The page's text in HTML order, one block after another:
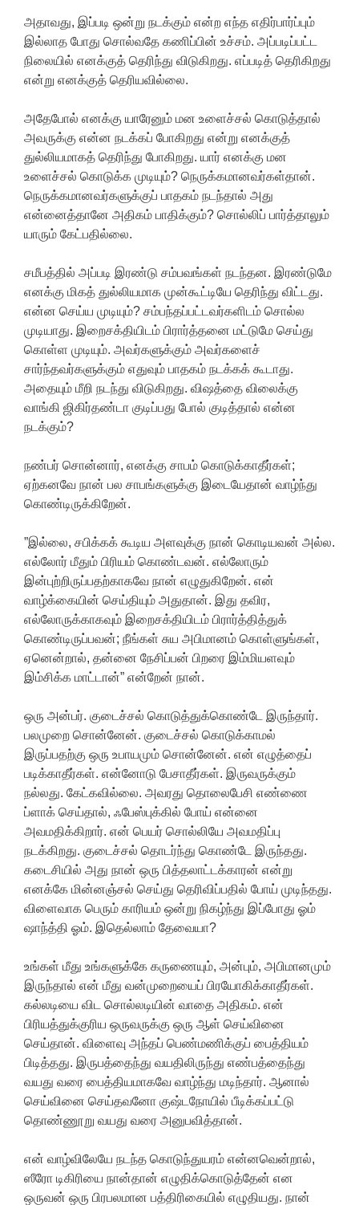
அதாவது, இப்படி ஒன்று நடக்கும் என்ற எந்த எதிர்பார்ப்பும்
இல்லாத போது சொல்வதே கணிப்பின் உச்சம். அப்படிப்பட்ட
நிலையில் எனக்குத் தெரிந்து விடுகிறது. எப்படித் தெரிகிறது
என்று எனக்குத் தெரியவில்லை.
அதேபோல் எனக்கு யாரேனும் மன உளைச்சல் கொடுத்தால்
அவருக்கு என்ன நடக்கப் போகிறது என்று எனக்குத்
துல்லியமாகத் தெரிந்து போகிறது. யார் எனக்கு மன
உளைச்சல் கொடுக்க முடியும்? நெருக்கமானவர்கள்தான்.
நெருக்கமானவர்களுக்குப் பாதகம் நடந்தால் அது
என்னைத்தானே அதிகம் பாதிக்கும்? சொல்லிப் பார்த்தாலும்
யாரும் கேட்பதில்லை.
சமீபத்தில் அப்படி இரண்டு சம்பவங்கள் நடந்தன. இரண்டுமே
எனக்கு மிகத் துல்லியமாக முன்கூட்டியே தெரிந்து விட்டது.
என்ன செய்ய முடியும்? சம்பந்தப்பட்டவர்களிடம் சொல்ல
முடியாது. இறைசக்தியிடம் பிரார்த்தனை மட்டுமே செய்து
கொள்ள முடியும். அவர்களுக்கும் அவர்களைச்
சார்ந்தவர்களுக்கும் எதுவும் பாதகம் நடக்கக் கூடாது.
அதையும் மீறி நடந்து விடுகிறது. விஷத்தை விலைக்கு
வாங்கி ஜிகிர்தண்டா குடிப்பது போல் குடித்தால் என்ன
நடக்கும்?
நண்பர் சொன்னார், எனக்கு சாபம் கொடுக்காதீர்கள்;
ஏற்கனவே நான் பல சாபங்களுக்கு இடையேதான் வாழ்ந்து
கொண்டிருக்கிறேன்.
”இல்லை, சபிக்கக் கூடிய அளவுக்கு நான் கொடியவன் அல்ல.
எல்லோர் மீதும் பிரியம் கொண்டவன். எல்லோரும்
இன்புற்றிருப்பதற்காகவே நான் எழுதுகிறேன். என்
வாழ்க்கையின் செய்தியும் அதுதான். இது தவிர,
எல்லோருக்காகவும் இறைசக்தியிடம் பிரார்த்தித்துக்
கொண்டிருப்பவன்; நீங்கள் சுய அபிமானம் கொள்ளுங்கள்,
ஏனென்றால், தன்னை நேசிப்பன் பிறரை இம்மியளவும்
இம்சிக்க மாட்டான்” என்றேன் நான்.
ஒரு அன்பர். குடைச்சல் கொடுத்துக்கொண்டே இருந்தார்.
பலமுறை சொன்னேன். குடைச்சல் கொடுக்காமல்
இருப்பதற்கு ஒரு உபாயமும் சொன்னேன். என் எழுத்தைப்
படிக்காதீர்கள். என்னோடு பேசாதீர்கள். இருவருக்கும்
நல்லது. கேட்கவில்லை. அவரது தொலைபேசி எண்ணை
ப்ளாக் செய்தால், ஃபேஸ்புக்கில் போய் என்னை
அவமதிக்கிறார். என் பெயர் சொல்லியே அவமதிப்பு
நடக்கிறது. குடைச்சல் தொடர்ந்து கொண்டே இருந்தது.
கடைசியில் அது நான் ஒரு பித்தலாட்டக்காரன் என்று
எனக்கே மின்னஞ்சல் செய்து தெரிவிப்பதில் போய் முடிந்தது.
விளைவாக பெரும் காரியம் ஒன்று நிகழ்ந்து இப்போது ஓம்
ஷாந்த்தி ஓம். இதெல்லாம் தேவையா?
உங்கள் மீது உங்களுக்கே கருணையும், அன்பும், அபிமானமும்
இருந்தால் என் மீது வன்முறையைப் பிரயோகிக்காதீர்கள்.
கல்லடியை விட சொல்லடியின் வாதை அதிகம். என்
பிரியத்துக்குரிய ஒருவருக்கு ஒரு ஆள் செய்வினை
செய்தான். விளைவு அந்தப் பெண்மணிக்குப் பைத்தியம்
பிடித்தது. இருபத்தைந்து வயதிலிருந்து எண்பத்தைந்து
வயது வரை பைத்தியமாகவே வாழ்ந்து மடிந்தார். ஆனால்
செய்வினை செய்தவனோ குஷ்டநோயில் பீடிக்கப்பட்டு
தொண்ணூறு வயது வரை அனுபவித்தான்.
என் வாழ்விலேயே நடந்த கொடுந்துயரம் என்னவென்றால்,
ஸீரோ டிகிரியை நான்தான் எழுதிக்கொடுத்தேன் என
ஒருவன் ஒரு பிரபலமான பத்திரிகையில் எழுதியது. நான்